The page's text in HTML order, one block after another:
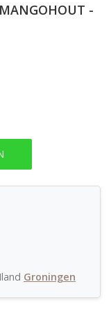
-
Groningen